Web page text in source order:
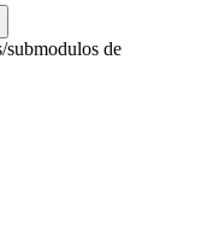
submodulos de